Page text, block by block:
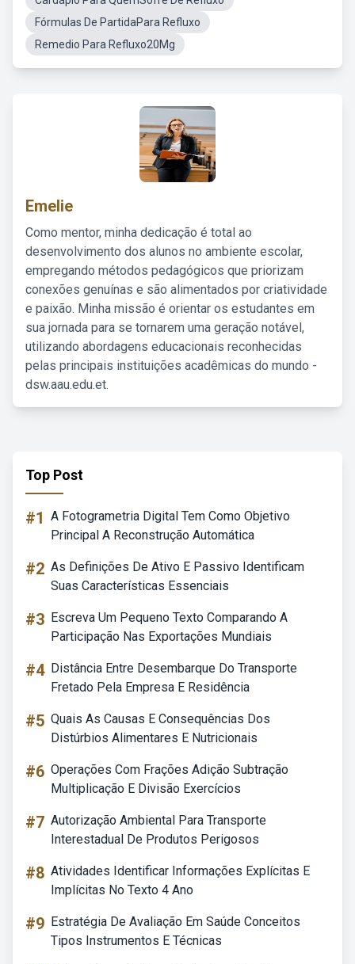
Fórmulas De PartidaPara Refluxo
Remedio Para Refluxo20Mg
Emelie
Como mentor, minha dedicação é total ao
desenvolvimento dos alunos no ambiente escolar,
empregando métodos pedagógicos que priorizam
conexões genuínas e são alimentados por criatividade
e paixão. Minha missão é orientar os estudantes em
sua jornada para se tornarem uma geração notável,
utilizando abordagens educacionais reconhecidas
pelas principais instituições acadêmicas do mundo -
dsw.aau.edu.et.
Top Post
#1 A Fotogrametria Digital Tem Como Objetivo
Principal A Reconstrução Automática
#2 As Definições De Ativo E Passivo Identificam
Suas Características Essenciais
#3 Escreva Um Pequeno Texto Comparando A
Participação Nas Exportações Mundiais
#4 Distância Entre Desembarque Do Transporte
Fretado Pela Empresa E Residência
#5 Quais As Causas E Consequências Dos
Distúrbios Alimentares E Nutricionais
#6 Operações Com Frações Adição Subtração
Multiplicação E Divisão Exercícios
#7 Autorização Ambiental Para Transporte
Interestadual De Produtos Perigosos
#8 Atividades Identificar Informações Explícitas E
Implícitas No Texto 4 Ano
#9 Estratégia De Avaliação Em Saúde Conceitos
Tipos Instrumentos E Técnicas